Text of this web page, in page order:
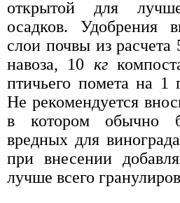
открытой для
осадков. Удобрения
слои почвы из
навоза, 10 кг
птичьего помета на 1
Не рекомендуется
в котором обычно
вредных для
при внесении
лучше всего